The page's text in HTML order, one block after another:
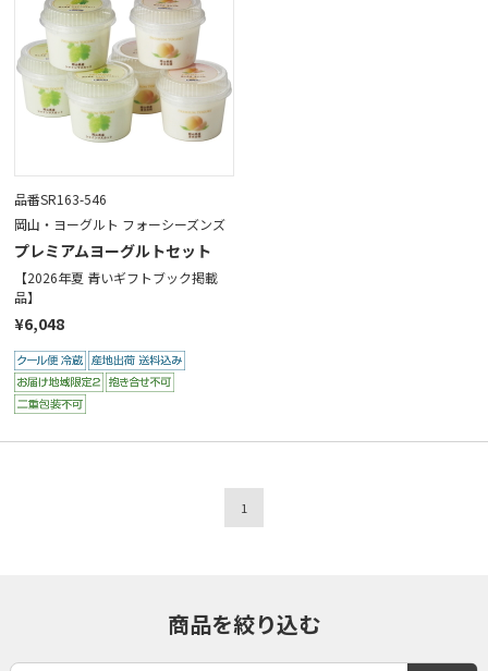
品番SR163-546
岡山・ヨーグルト フォーシーズンズ
プレミアムヨーグルトセット
【2026年夏 青いギフトブック掲載
品】
¥6,048
1
商品を絞り込む